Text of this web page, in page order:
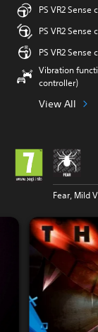
PS VR2
PS VR2
PS VR2
Vibration
controller)
View All
Fear, Mild